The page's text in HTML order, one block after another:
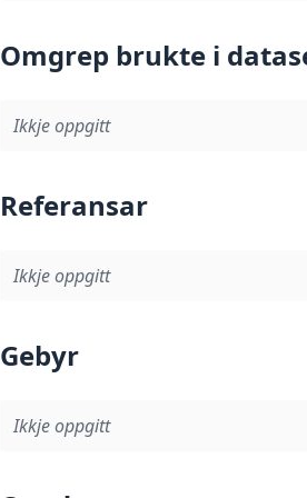
Omgrep brukte i
Ikkje oppgitt
Referansar
Ikkje oppgitt
Gebyr
Ikkje oppgitt